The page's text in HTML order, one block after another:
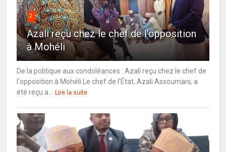
2
Azali reçu chez le chef de l'opposition
à Mohéli
De la politique aux condoléances : Azali reçu chez le chef de
l'opposition à Mohéli Le chef de l'État, Azali Assoumani, a
été reçu a...
Lire la suite